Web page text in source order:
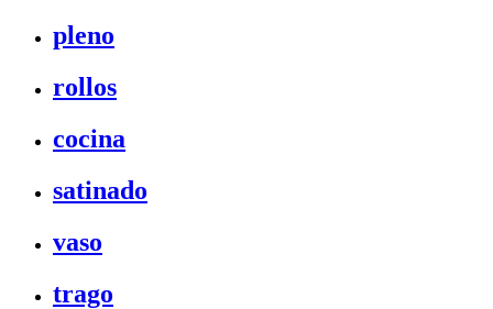
pleno
rollos
cocina
satinado
vaso
trago